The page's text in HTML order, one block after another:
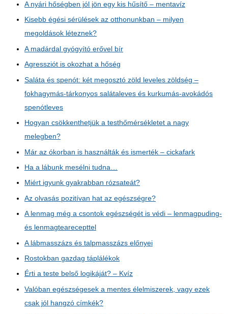
A nyári hőségben jól jön egy kis hűsítő – mentavíz
Kisebb égési sérülések az otthonunkban – milyen
megoldások léteznek?
A madárdal gyógyító erővel bír
Agressziót is okozhat a hőség
Saláta és spenót: két megosztó zöld leveles zöldség –
fokhagymás-tárkonyos salátaleves és kurkumás-avokádós
spenótleves
Hogyan csökkenthetjük a testhőmérsékletet a nagy
melegben?
Már az ókorban is használták és ismerték – cickafark
Ha a lábunk mesélni tudna…
Miért igyunk gyakrabban rózsateát?
Az olvasás pozitívan hat az egészségre?
A lenmag még a csontok egészségét is védi – lenmagpuding-
és lenmagtearecepttel
A lábmasszázs és talpmasszázs előnyei
Rostokban gazdag táplálékok
Érti a teste belső logikáját? – Kvíz
Valóban egészségesek a mentes élelmiszerek, vagy ezek
csak jól hangzó címkék?